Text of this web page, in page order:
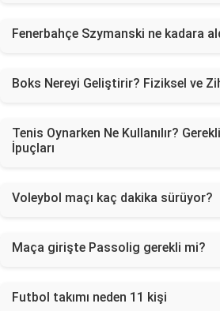
Fenerbahçe Szymanski ne kadara
Boks Nereyi Geliştirir? Fiziksel ve
Tenis Oynarken Ne Kullanılır?
İpuçları
Voleybol maçı kaç dakika sürüyor?
Maça girişte Passolig gerekli mi?
Futbol takımı neden 11 kişi